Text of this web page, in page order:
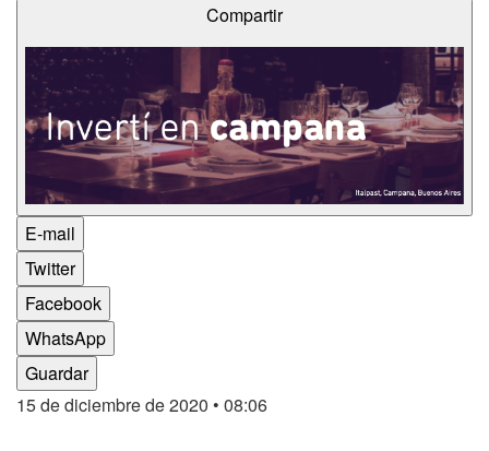
Compartir
E-mail
Twitter
Facebook
WhatsApp
Guardar
15 de diciembre de 2020 • 08:06